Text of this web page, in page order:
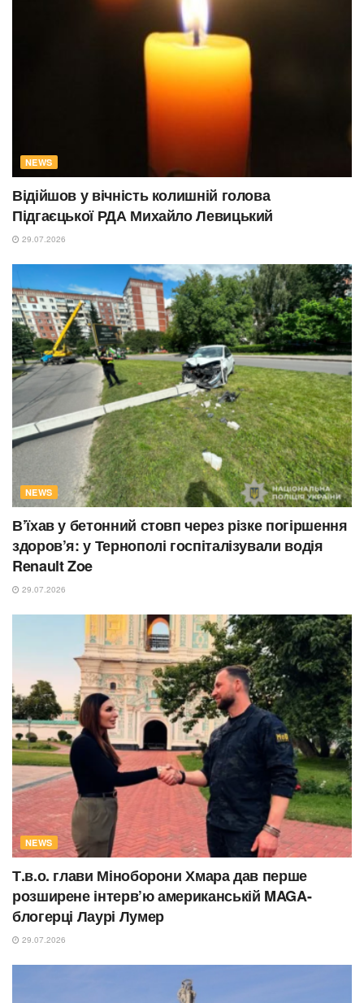
NEWS
Відійшов у вічність колишній голова
Підгаєцької РДА Михайло Левицький
29.07.2026
NEWS
В’їхав у бетонний стовп через різке погіршення
здоров’я: у Тернополі госпіталізували водія
Renault Zoe
29.07.2026
NEWS
Т.в.о. глави Міноборони Хмара дав перше
розширене інтерв’ю американській MAGA-
блогерці Лаурі Лумер
29.07.2026